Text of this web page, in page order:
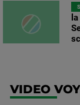
VIDEO